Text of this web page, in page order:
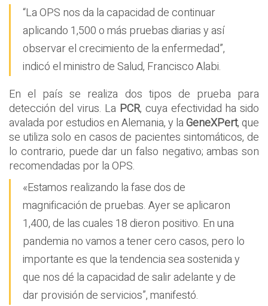
“La OPS nos da la capacidad de continuar
aplicando 1,500 o más pruebas diarias y así
observar el crecimiento de la enfermedad”,
indicó el ministro de Salud, Francisco Alabi.
En el país se realiza dos tipos de prueba para
detección del virus. La PCR, cuya efectividad ha sido
avalada por estudios en Alemania, y laGeneXPert, que
se utiliza solo en casos de pacientes sintomáticos, de
lo contrario, puede dar un falso negativo; ambas son
recomendadas por la OPS.
«Estamos realizando la fase dos de
magnificación de pruebas. Ayer se aplicaron
1,400, de las cuales 18 dieron positivo. En una
pandemia no vamos a tener cero casos, pero lo
importante es que la tendencia sea sostenida y
que nos dé la capacidad de salir adelante y de
dar provisión de servicios”, manifestó.